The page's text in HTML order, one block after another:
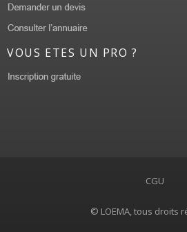
VOUS ETES UN PRO ?
CGU
© LOEMA, tous droits